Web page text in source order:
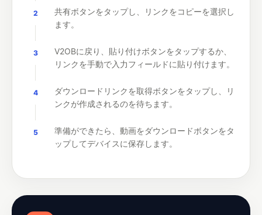
2
共有ボタンをタップし、リンクをコピーを選択し
ます。
3
V2OBに戻り、貼り付けボタンをタップするか、
リンクを手動で入力フィールドに貼り付けます。
4
ダウンロードリンクを取得ボタンをタップし、リ
ンクが作成されるのを待ちます。
5
準備ができたら、動画をダウンロードボタンをタ
ップしてデバイスに保存します。